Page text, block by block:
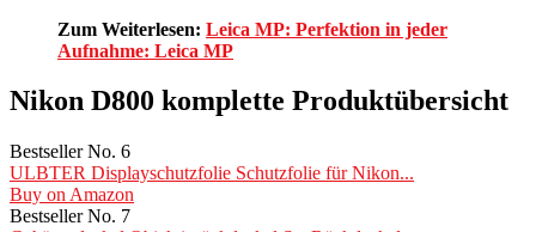
Zum Weiterlesen: Leica MP: Perfektion in jeder
Aufnahme: Leica MP
Nikon D800 komplette Produktübersicht
Bestseller No. 6
ULBTER Displayschutzfolie Schutzfolie für Nikon...
Buy on Amazon
Bestseller No. 7